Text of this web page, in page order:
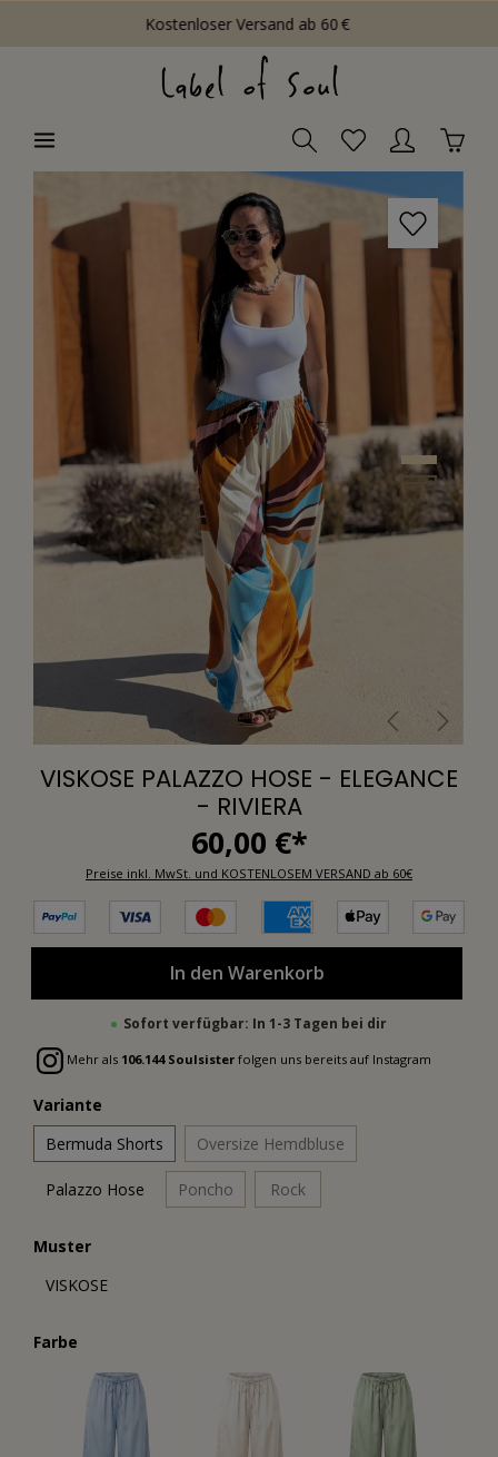
Kostenloser Versand ab 60 €
VISKOSE PALAZZO HOSE - ELEGANCE
- RIVIERA
60,00 €*
Preise inkl. MwSt. und KOSTENLOSEM VERSAND ab 60€
In den Warenkorb
Sofort verfügbar: In 1-3 Tagen bei dir
Mehr als 106.144 Soulsisterfolgen uns bereits auf Instagram
Variante
Bermuda Shorts
Oversize Hemdbluse
Palazzo Hose Poncho Rock
Muster
VISKOSE
Farbe